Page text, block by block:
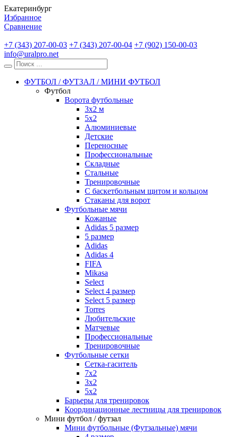
Екатеринбург
Избранное
Сравнение
+7 (343) 207-00-03 +7 (343) 207-00-04 +7 (902) 150-00-03
info@uralpro.net
ФУТБОЛ / ФУТЗАЛ / МИНИ ФУТБОЛ
Футбол
Ворота футбольные
3х2 м
5х2
Алюминиевые
Детские
Переносные
Профессиональные
Складные
Стальные
Тренировочные
С баскетбольным щитом и кольцом
Стаканы для ворот
Футбольные мячи
Кожаные
Adidas 5 размер
5 размер
Adidas
Adidas 4
FIFA
Mikasa
Select
Select 4 размер
Select 5 размер
Torres
Любительские
Матчевые
Профессиональные
Тренировочные
Футбольные сетки
Сетка-гаситель
7x2
3х2
5х2
Барьеры для тренировок
Координационные лестницы для тренировок
Мини футбол / футзал
Мини футбольные (Футзальные) мячи